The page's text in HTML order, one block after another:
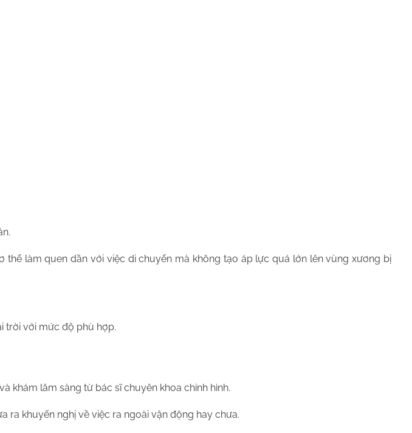
làm quen dần với việc di chuyển mà không tạo áp lực quá lớn lên vùng xương bị
trời với mức độ phù hợp.
khám lâm sàng từ bác sĩ chuyên khoa chỉnh hình.
ra khuyến nghị về việc ra ngoài vận động hay chưa.